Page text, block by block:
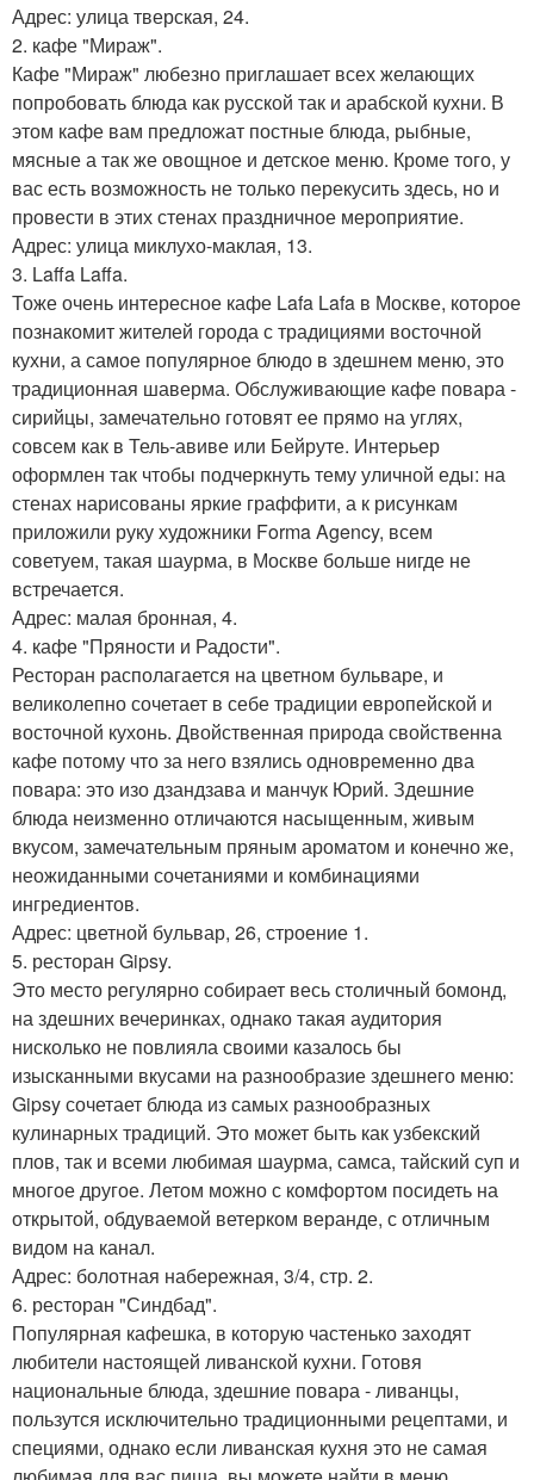
Адрес: улица тверская, 24.
2. кафе "Мираж".
Кафе "Мираж" любезно приглашает всех желающих
попробовать блюда как русской так и арабской кухни. В
этом кафе вам предложат постные блюда, рыбные,
мясные а так же овощное и детское меню. Кроме того, у
вас есть возможность не только перекусить здесь, но и
провести в этих стенах праздничное мероприятие.
Адрес: улица миклухо-маклая, 13.
3. Laffa Laffa.
Тоже очень интересное кафе Lafa Lafa в Москве, которое
познакомит жителей города с традициями восточной
кухни, а самое популярное блюдо в здешнем меню, это
традиционная шаверма. Обслуживающие кафе повара -
сирийцы, замечательно готовят ее прямо на углях,
совсем как в Тель-авиве или Бейруте. Интерьер
оформлен так чтобы подчеркнуть тему уличной еды: на
стенах нарисованы яркие граффити, а к рисункам
приложили руку художники Forma Agency, всем
советуем, такая шаурма, в Москве больше нигде не
встречается.
Адрес: малая бронная, 4.
4. кафе "Пряности и Радости".
Ресторан располагается на цветном бульваре, и
великолепно сочетает в себе традиции европейской и
восточной кухонь. Двойственная природа свойственна
кафе потому что за него взялись одновременно два
повара: это изо дзандзава и манчук Юрий. Здешние
блюда неизменно отличаются насыщенным, живым
вкусом, замечательным пряным ароматом и конечно же,
неожиданными сочетаниями и комбинациями
ингредиентов.
Адрес: цветной бульвар, 26, строение 1.
5. ресторан Gipsy.
Это место регулярно собирает весь столичный бомонд,
на здешних вечеринках, однако такая аудитория
нисколько не повлияла своими казалось бы
изысканными вкусами на разнообразие здешнего меню:
Gipsy сочетает блюда из самых разнообразных
кулинарных традиций. Это может быть как узбекский
плов, так и всеми любимая шаурма, самса, тайский суп и
многое другое. Летом можно с комфортом посидеть на
открытой, обдуваемой ветерком веранде, с отличным
видом на канал.
Адрес: болотная набережная, 3/4, стр. 2.
6. ресторан "Синдбад".
Популярная кафешка, в которую частенько заходят
любители настоящей ливанской кухни. Готовя
национальные блюда, здешние повара - ливанцы,
пользутся исключительно традиционными рецептами, и
специями, однако если ливанская кухня это не самая